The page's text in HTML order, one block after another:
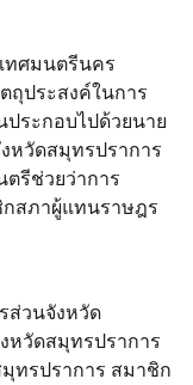
ทศมนตรีนคร
ถุประสงค์ในการ
ประกอบไปด้วยนาย
หวัดสมุทรปราการ
รีช่วยว่าการ
สภาผู้แทนราษฎร
ส่วนจังหวัด
หวัดสมุทรปราการ
ทรปราการ สมาชิก